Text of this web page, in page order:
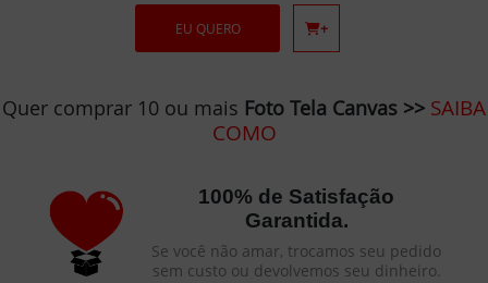
EU QUERO +
Quer comprar 10 ou mais Foto Tela Canvas >> SAIBA
COMO
100% de Satisfação
Garantida.
Se você não amar, trocamos seu pedido
sem custo ou devolvemos seu dinheiro.